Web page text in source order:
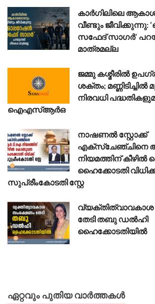
കാർഗിലിലെ
വീണ്ടും ജീവിക്കുന്നു:
സഫേദ് സാഗർ’
മാത്രമല്ല
ജമ്മു കശ്മീരിൽ
ശക്തം; മണ്ണിടിച്ചിൽ
നിരവധി
ഐഎസ്ആർഒ
നാഷണൽ സ്റ്റോക്ക്
എക്സ്ചേഞ്ചിനെ
നിയമത്തിന്
ഹൈക്കോടതി
സുപ്രീംകോടതി സ്റ്റേ
തേടി തബു ഡൽഹി
ഹൈക്കോടതിയിൽ
ഏറ്റവും പുതിയ വാർത്തകൾ